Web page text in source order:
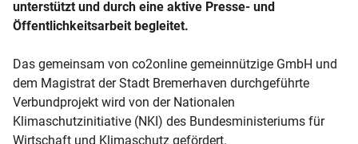
unterstützt und durch eine aktive Presse- und
Öffentlichkeitsarbeit begleitet.
Das gemeinsam von co2online gemeinnützige GmbH und
dem Magistrat der Stadt Bremerhaven durchgeführte
Verbundprojekt wird von der Nationalen
Klimaschutzinitiative (NKI) des Bundesministeriums für
Wirtschaft und Klimaschutz gefördert.